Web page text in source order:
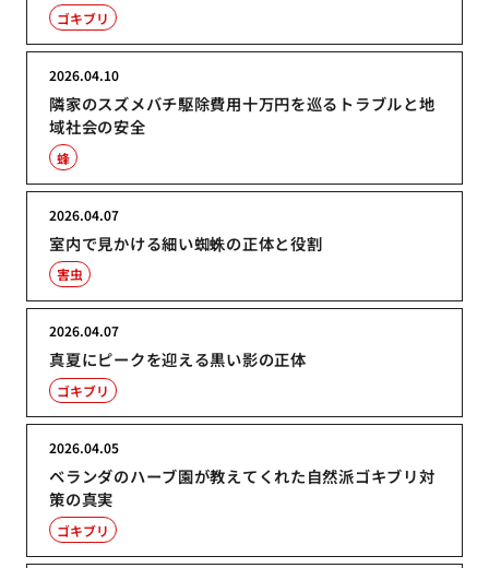
ゴキブリ
隣家のスズメバチ駆除費用十万円を巡るトラブルと地
域社会の安全
2026.04.10
蜂
室内で見かける細い蜘蛛の正体と役割
2026.04.07
害虫
真夏にピークを迎える黒い影の正体
2026.04.07
ゴキブリ
ベランダのハーブ園が教えてくれた自然派ゴキブリ対
策の真実
2026.04.05
ゴキブリ